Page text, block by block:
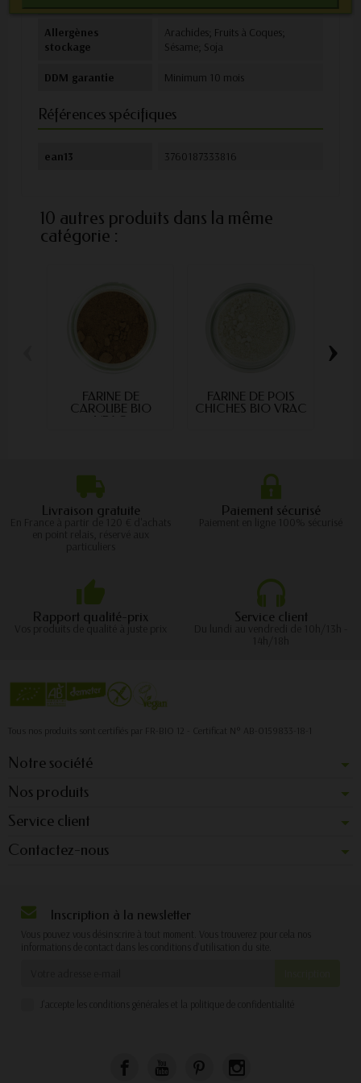
Allergènes
stockage
Arachides; Fruits à Coques;
Sésame; Soja
DDM garantie Minimum 10 mois
Références spécifiques
ean13 3760187333816
10 autres produits dans la même
catégorie :
FARINE DE
CAROUBE BIO
VRAC
FARINE DE POIS
CHICHES BIO VRAC
›
Livraison gratuite
En France à partir de 120 € d'achats
Paiement sécurisé
Rapport qualité-prix
Vos produits de qualité à juste prix
Service client
Tous nos produits sont certifiés par FR-BIO 12 - Certificat N° AB-0159833-18-1
Notre société
Nos produits
Service client
Contactez-nous
Inscription à la newsletter
Vous pouvez vous désinscrire à tout moment. Vous trouverez pour cela nos
informations de contact dans les conditions d'utilisation du site.
J'accepte les conditions générales et la politique de confidentialité